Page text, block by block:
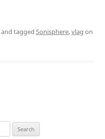
and tagged Sonisphere,vlag on